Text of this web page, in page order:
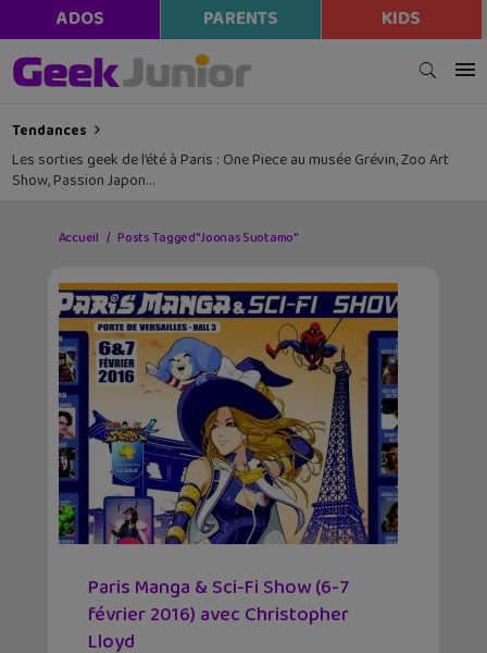
ADOS PARENTS KIDS
Tendances
Les sorties geek de l’été à Paris : One Piece au musée Grévin, Zoo Art
Show, Passion Japon…
Accueil Posts Tagged "Joonas Suotamo"
Paris Manga & Sci-Fi Show (6-7
février 2016) avec Christopher
Lloyd